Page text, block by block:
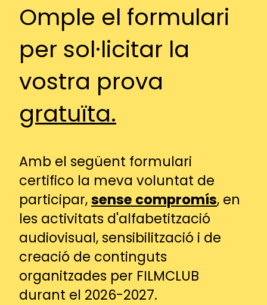
Omple el formulari
per sol·licitar la
vostra prova
gratuïta.
Amb el següent formulari
certifico la meva voluntat de
participar,sense compromís, en
les activitats d'alfabetització
audiovisual, sensibilització i de
creació de continguts
organitzades per FILMCLUB
durant el 2026-2027.